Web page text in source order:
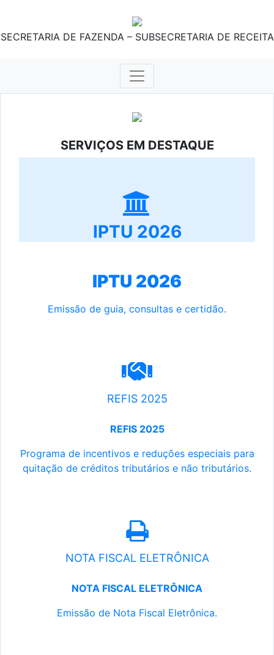
SECRETARIA DE FAZENDA – SUBSECRETARIA DE RECEITA
SERVIÇOS EM DESTAQUE
IPTU 2026
IPTU 2026
Emissão de guia, consultas e certidão.
REFIS 2025
REFIS 2025
Programa de incentivos e reduções especiais para
quitação de créditos tributários e não tributários.
NOTA FISCAL ELETRÔNICA
NOTA FISCAL ELETRÔNICA
Emissão de Nota Fiscal Eletrônica.